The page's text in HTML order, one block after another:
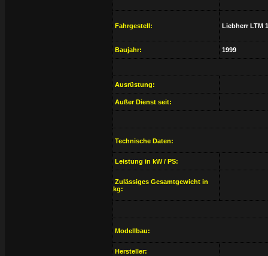
Fahrgestell: Liebherr LTM
Baujahr: 1999
Ausrüstung:
Außer Dienst seit:
Technische Daten:
Leistung in kW / PS:
Zulässiges Gesamtgewicht in
kg:
Modellbau:
Hersteller: